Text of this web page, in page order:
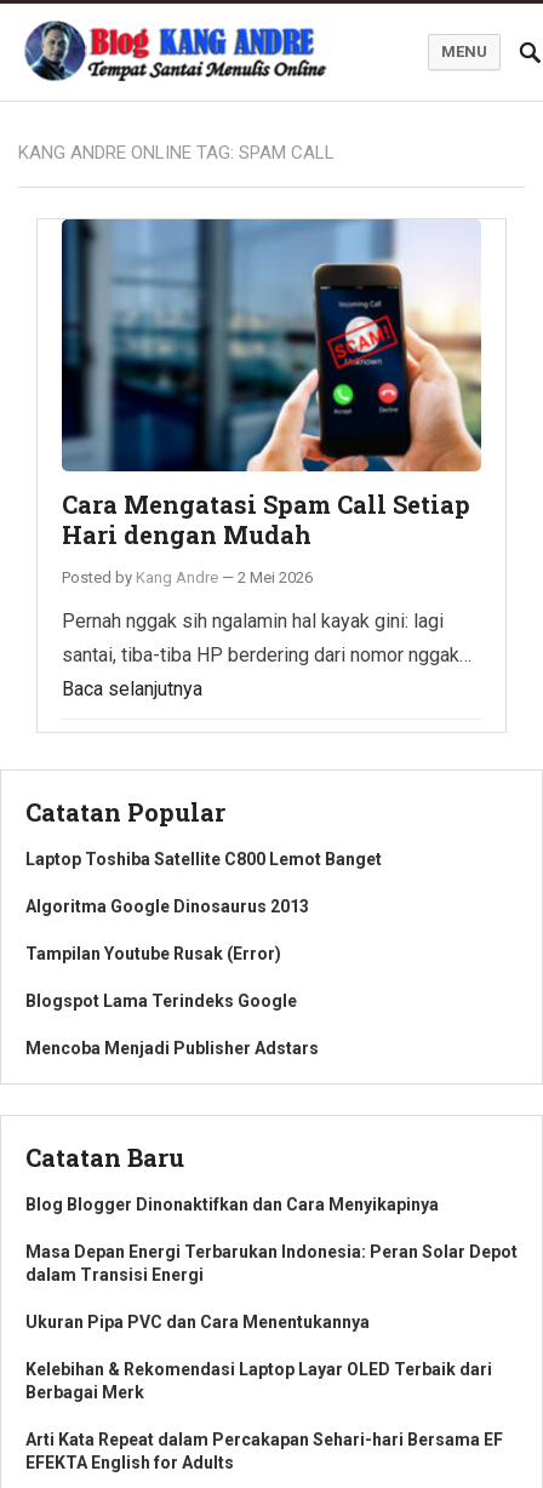
Kang Andre Online
MENU
KANG ANDRE ONLINE TAG: SPAM CALL
Cara Mengatasi Spam Call Setiap
Hari dengan Mudah
Posted by Kang Andre — 2 Mei 2026
Pernah nggak sih ngalamin hal kayak gini: lagi
santai, tiba-tiba HP berdering dari nomor nggak…
Baca selanjutnya
Catatan Popular
Laptop Toshiba Satellite C800 Lemot Banget
Algoritma Google Dinosaurus 2013
Tampilan Youtube Rusak (Error)
Blogspot Lama Terindeks Google
Mencoba Menjadi Publisher Adstars
Catatan Baru
Blog Blogger Dinonaktifkan dan Cara Menyikapinya
Masa Depan Energi Terbarukan Indonesia: Peran Solar Depot
dalam Transisi Energi
Ukuran Pipa PVC dan Cara Menentukannya
Kelebihan & Rekomendasi Laptop Layar OLED Terbaik dari
Berbagai Merk
Arti Kata Repeat dalam Percakapan Sehari-hari Bersama EF
EFEKTA English for Adults